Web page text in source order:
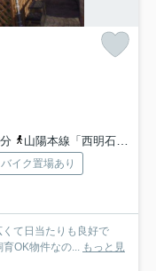
山陽本線「西明石」駅 徒歩25分
バイク置場あり
て日当たりも良好で
OK物件なの... もっと見